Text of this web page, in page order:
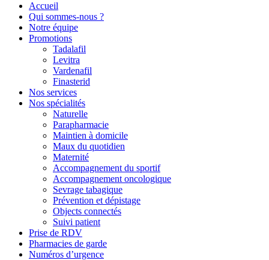
Accueil
Qui sommes-nous ?
Notre équipe
Promotions
Tadalafil
Levitra
Vardenafil
Finasterid
Nos services
Nos spécialités
Naturelle
Parapharmacie
Maintien à domicile
Maux du quotidien
Maternité
Accompagnement du sportif
Accompagnement oncologique
Sevrage tabagique
Prévention et dépistage
Objects connectés
Suivi patient
Prise de RDV
Pharmacies de garde
Numéros d’urgence